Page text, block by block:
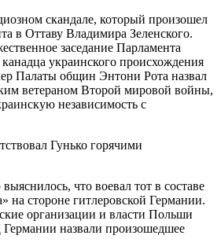
скандале, который произошел
в Оттаву Владимира Зеленского.
заседание Парламента
украинского происхождения
Палаты общин Энтони Рота назвал
ветераном Второй мировой войны,
независимость с
Гунько горячими
что воевал тот в составе
на стороне гитлеровской Германии.
организации и власти Польши
назвали произошедшее